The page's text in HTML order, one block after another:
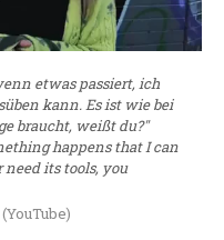
etwas passiert, ich
kann. Es ist wie bei
braucht, weißt du?"
happens that I can
its tools, you